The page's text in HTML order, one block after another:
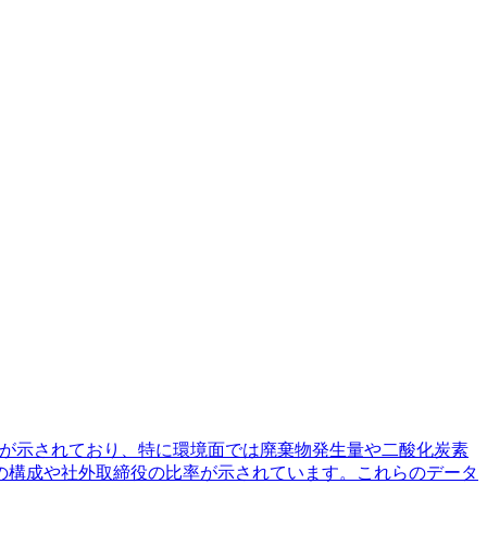
示されており、特に環境面では廃棄物発生量や二酸化炭素
成や社外取締役の比率が示されています。これらのデータ